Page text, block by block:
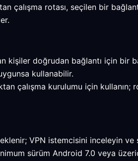
çalışma rotası, seçilen bir
kişiler doğrudan bağlantı için bir
kullanabilir.
çalışma kurulumu için
VPN istemcisini inceleyin ve
sürüm Android 7.0 veya